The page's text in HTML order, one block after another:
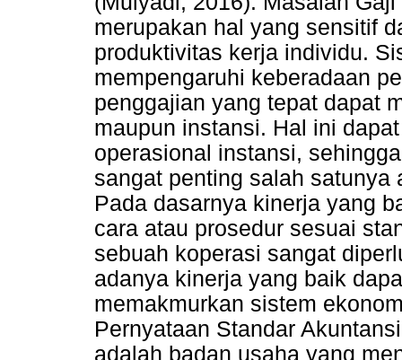
merupakan hal yang sensitif
produktivitas kerja individu.
mempengaruhi keberadaan
penggajian yang tepat dapat
maupun instansi. Hal ini
operasional instansi,
sangat penting salah satunya
Pada dasarnya kinerja yang
cara atau prosedur sesuai
sebuah koperasi sangat
adanya kinerja yang baik
memakmurkan sistem
Pernyataan Standar
adalah badan usaha yang